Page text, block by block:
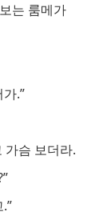
는 룸메가
.”
가슴 보더라.